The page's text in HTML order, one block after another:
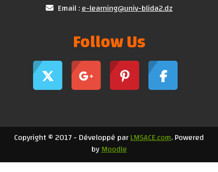
Email :e-learning@univ-blida2.dz
Follow Us
Copyright © 2017 - Développé parLMSACE.com. Powered
byMoodle